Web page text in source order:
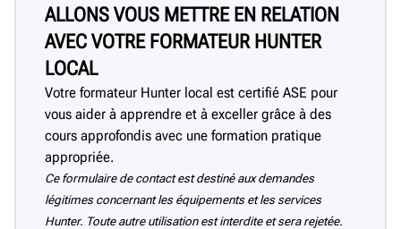
ALLONS VOUS METTRE EN RELATION
AVEC VOTRE FORMATEUR HUNTER
LOCAL
Votre formateur Hunter local est certifié ASE pour
vous aider à apprendre et à exceller grâce à des
cours approfondis avec une formation pratique
appropriée.
Ce formulaire de contact est destiné aux demandes
légitimes concernant les équipements et les services
Hunter. Toute autre utilisation est interdite et sera rejetée.